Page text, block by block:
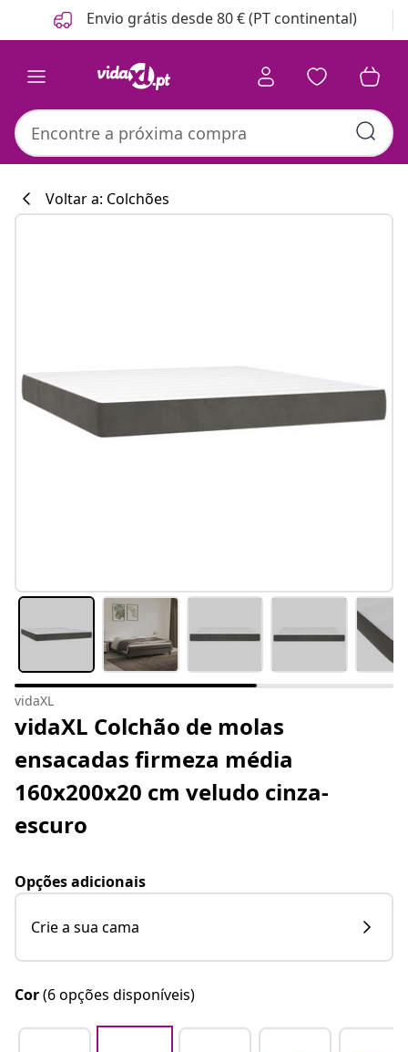
Anterior
Seguinte Envio grátis desde 80 € (PT continental)
Voltar a: Colchões
vidaXL
vidaXL Colchão de molas
ensacadas firmeza média
160x200x20 cm veludo cinza-
escuro
Opções adicionais
Crie a sua cama
Cor(6 opções disponíveis)